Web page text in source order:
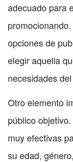
adecuado para
opciones de
elegir aquella
necesidades
Otro elemento
público
muy efectivas
su edad,